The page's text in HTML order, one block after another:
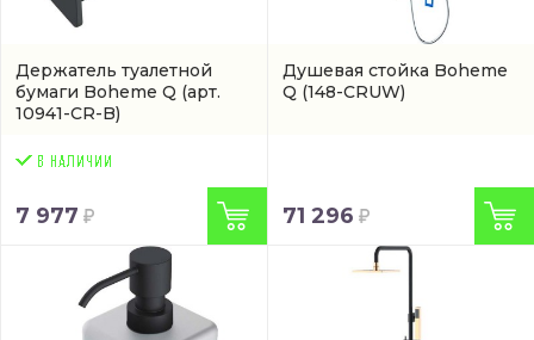
Держатель туалетной
бумаги Boheme Q (арт.
10941-CR-B)
7 977
Душевая стойка Boheme
Q (148-CRUW)
71 296